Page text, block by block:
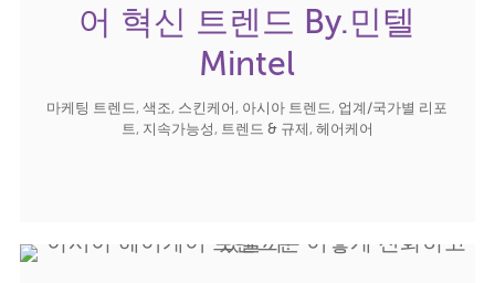
어 혁신 트렌드 By.민텔
Mintel
마케팅 트렌드 ,색조, 스킨케어 , 아시아 트렌드 , 업계/국가별 리포
트 , 지속가능성 , 트렌드 & 규제 , 헤어케어